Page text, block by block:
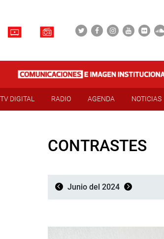
TV DIGITAL RADIO AGENDA NOTICIAS
CONTRASTES
Junio del 2024